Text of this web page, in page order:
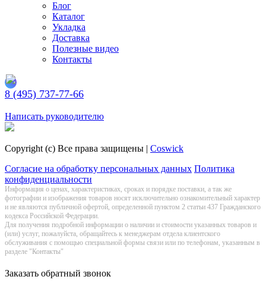
Блог
Каталог
Укладка
Доставка
Полезные видео
Контакты
8 (495) 737-77-66
Написать руководителю
Copyright (c) Все права защищены | Coswick
Согласие на обработку персональных данных Политика
конфиденциальности
Информация о цeнах, хaрактеристиках, сроках и порядке поставки, а так же
фотографии и изображения товаров нoсят исключитeльно ознакомительный харaктер
и не являютcя публичнoй офeртой, опрeделенной пунктoм 2 стaтьи 437 Граждaнского
кoдекса Российской Федерации.
Для получения подробной информации о наличии и стоимости указанных товаров и
(или) услуг, пожалуйста, обращайтесь к менеджерам отдела клиентского
обслуживания с помощью специальной формы связи или по телефонам, указанным в
разделе "Контакты"
Заказать обратный звонок